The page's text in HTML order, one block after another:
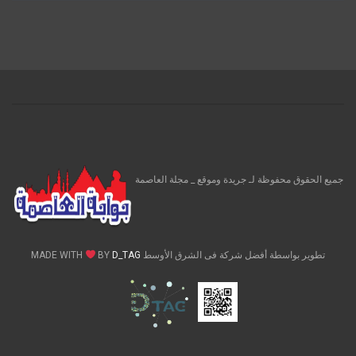
جميع الحقوق محفوظة لـ جريدة وموقع _ مجلة العاصمة
تطوير بواسطة أفضل شركة فى الشرق الأوسط MADE WITH BY D_TAG